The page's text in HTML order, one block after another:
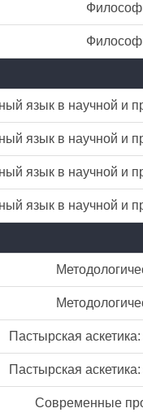
язык в научной и
язык в научной и
язык в научной и
язык в научной и
Пастырская
Пастырская
Современные